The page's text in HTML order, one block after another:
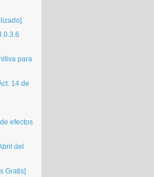
para
14 de
efectos
del
Gratis]